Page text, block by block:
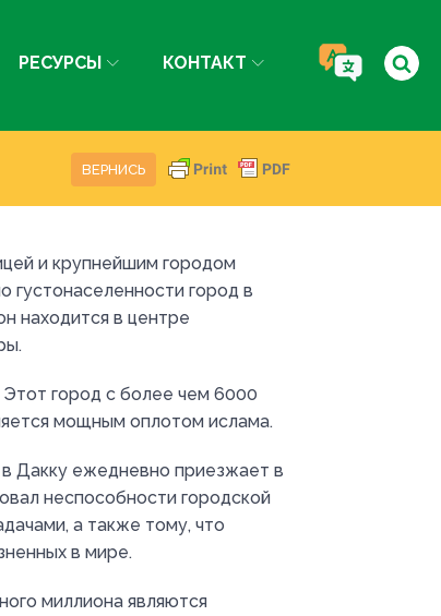
РЕСУРСЫ КОНТАКТ
ВЕРНИСЬ
и крупнейшим городом
густонаселенности город в
находится в центре
город с более чем 6000
мощным оплотом ислама.
Дакку ежедневно приезжает в
неспособности городской
а также тому, что
в мире.
миллиона являются